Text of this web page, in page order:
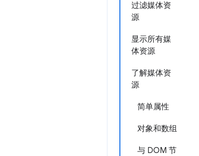
过滤媒体资
源
显示所有媒
体资源
了解媒体资
源
简单属性
对象和数组
与 DOM 节